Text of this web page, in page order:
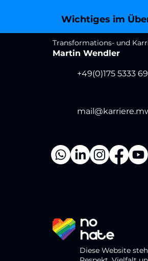
Wichtiges im
+49(0)175 5333
Transformations- und
Martin Wendler
Diese Website